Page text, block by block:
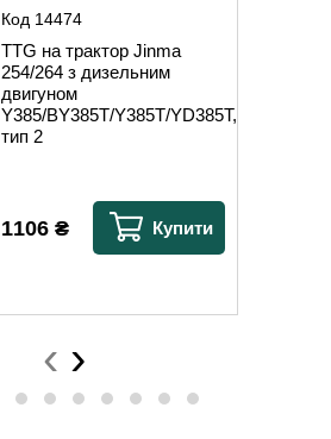
Код 14474
TTG на трактор Jinma
254/264 з дизельним
двигуном
Y385/BY385T/Y385T/YD385T,
тип 2
1106 ₴ Купити
‹ ›